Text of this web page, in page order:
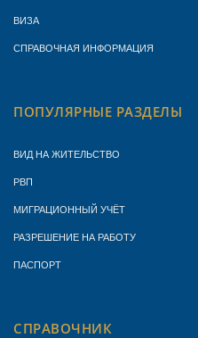
ВИЗА
СПРАВОЧНАЯ ИНФОРМАЦИЯ
ПОПУЛЯРНЫЕ РАЗДЕЛЫ
ВИД НА ЖИТЕЛЬСТВО
РВП
МИГРАЦИОННЫЙ УЧЁТ
РАЗРЕШЕНИЕ НА РАБОТУ
ПАСПОРТ
СПРАВОЧНИК